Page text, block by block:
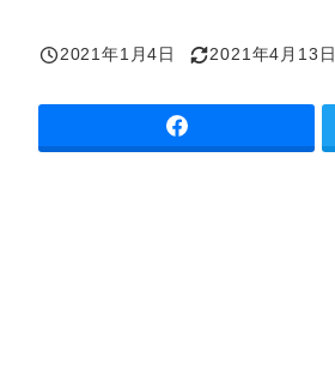
投稿日
2021年1月4日
更新日
2021年4月13日